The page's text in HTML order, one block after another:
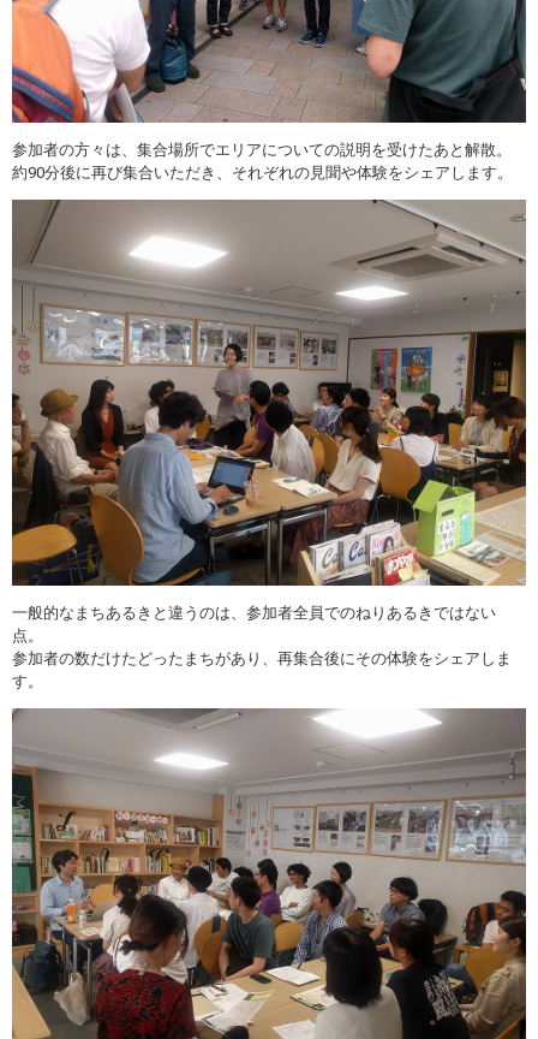
参加者の方々は、集合場所でエリアについての説明を受けたあと解散。
約90分後に再び集合いただき、それぞれの見聞や体験をシェアします。
一般的なまちあるきと違うのは、参加者全員でのねりあるきではない
点。
参加者の数だけたどったまちがあり、再集合後にその体験をシェアしま
す。